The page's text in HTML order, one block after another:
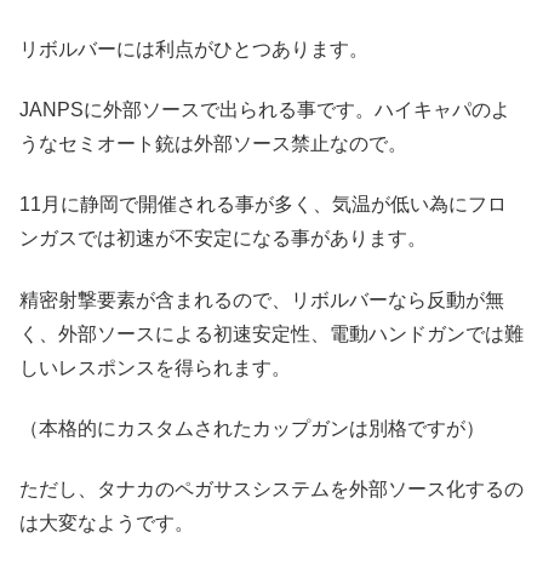
リボルバーには利点がひとつあります。
JANPSに外部ソースで出られる事です。ハイキャパのよ
うなセミオート銃は外部ソース禁止なので。
11月に静岡で開催される事が多く、気温が低い為にフロ
ンガスでは初速が不安定になる事があります。
精密射撃要素が含まれるので、リボルバーなら反動が無
く、外部ソースによる初速安定性、電動ハンドガンでは難
しいレスポンスを得られます。
（本格的にカスタムされたカップガンは別格ですが）
ただし、タナカのペガサスシステムを外部ソース化するの
は大変なようです。